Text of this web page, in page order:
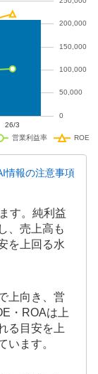
情報の注意事項
す。純利益
、売上高も
を上回る水
上向き、営
・ROAは上
る目安を上
います。